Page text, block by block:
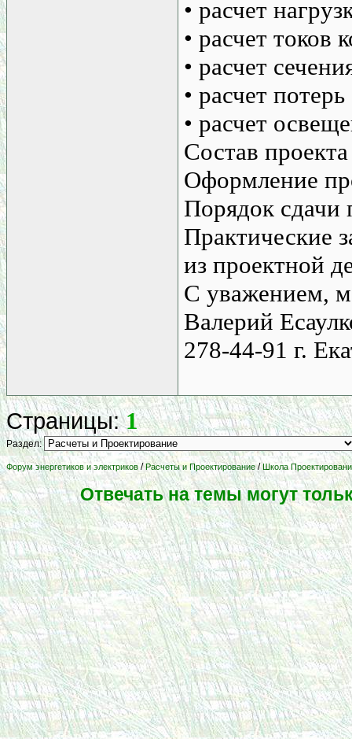
• расчет
• расчет токов
• расчет
• расчет потерь
• расчет
Состав проекта
Оформление
Порядок сдачи
Практические
из проектной
С уважением,
Валерий
278-44-91 г.
Страницы:1
Раздел:
Форум энергетиков и электриков /Расчеты и Проектирование/Школа
Отвечать на темы могут